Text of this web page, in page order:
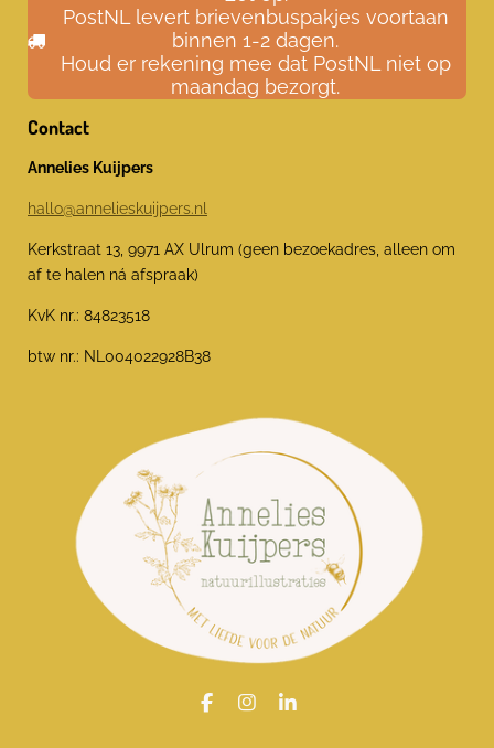
PostNL levert brievenbuspakjes voortaan
binnen 1-2 dagen.
Houd er rekening mee dat PostNL niet op
maandag bezorgt.
Contact
Annelies Kuijpers
hallo@annelieskuijpers.nl
Kerkstraat 13, 9971 AX Ulrum (geen bezoekadres, alleen om
af te halen ná afspraak)
KvK nr.: 84823518
btw nr.: NL004022928B38
F
I
L